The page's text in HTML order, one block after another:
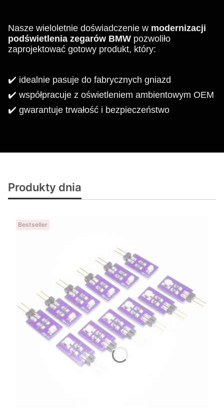
Nasze wieloletnie doświadczenie w modernizacji
podświetlenia zegarów BMW pozwoliło
zaprojektować gotowy produkt, który:
✔️ idealnie pasuje do fabrycznych gniazd
✔️ współpracuje z oświetleniem ambientowym OEM
✔️ gwarantuje trwałość i bezpieczeństwo
Produkty dnia
Bestseller